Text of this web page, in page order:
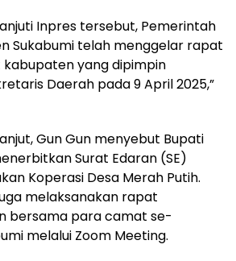
Inpres tersebut, Pemerintah
Sukabumi telah menggelar rapat
yang dipimpin
Daerah pada 9 April 2025,”
Gun Gun menyebut Bupati
Surat Edaran (SE)
Koperasi Desa Merah Putih.
melaksanakan rapat
bersama para camat se-
melalui Zoom Meeting.